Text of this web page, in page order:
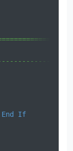
End
If